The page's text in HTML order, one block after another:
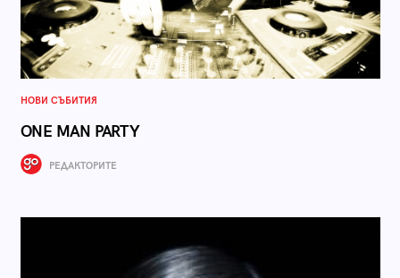
НОВИ СЪБИТИЯ
ONE MAN PARTY
РЕДАКТОРИТЕ